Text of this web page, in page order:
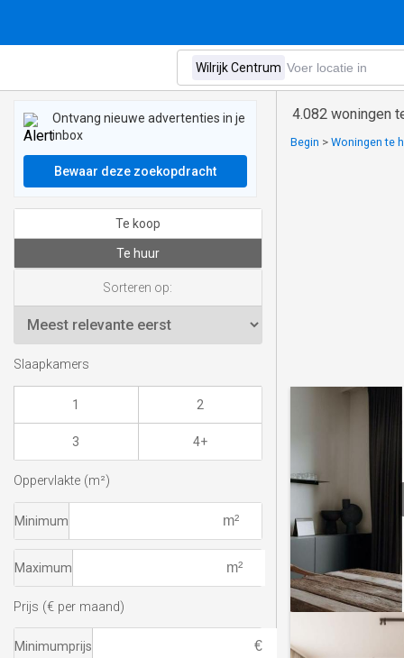
4.082 woningen
Begin > Woningen te
Ontvang nieuwe advertenties in je
inbox
Bewaar deze zoekopdracht
Te koop
Te huur
Sorteren op:
Slaapkamers
1 2
3 4+
Oppervlakte (m²)
Minimum
Maximum
Prijs (€ per maand)
Minimumprijs